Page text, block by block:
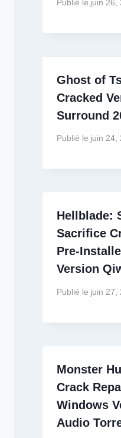
Publié le juin 26,
Ghost of
Cracked
Surround
Publié le juin 24,
Hellblade:
Sacrifice
Pre-
Version
Publié le juin 27,
Monster
Crack
Windows
Audio